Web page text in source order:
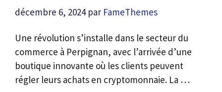
décembre 6, 2024 par FameThemes
Une révolution s’installe dans le secteur du
commerce à Perpignan, avec l’arrivée d’une
boutique innovante où les clients peuvent
régler leurs achats en cryptomonnaie. La …